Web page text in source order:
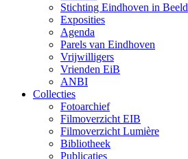
Stichting Eindhoven in Beeld
Exposities
Agenda
Parels van Eindhoven
Vrijwilligers
Vrienden EiB
ANBI
Collecties
Fotoarchief
Filmoverzicht EIB
Filmoverzicht Lumière
Bibliotheek
Publicaties